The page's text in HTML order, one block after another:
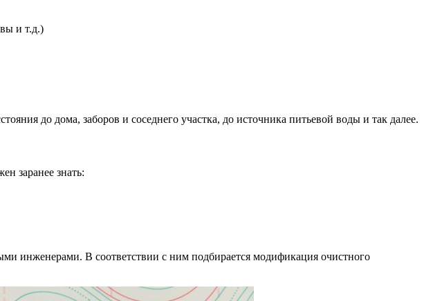
и т.д.)
до дома, заборов и соседнего участка, до источника питьевой воды и так далее.
заранее знать:
инженерами. В соответствии с ним подбирается модификация очистного